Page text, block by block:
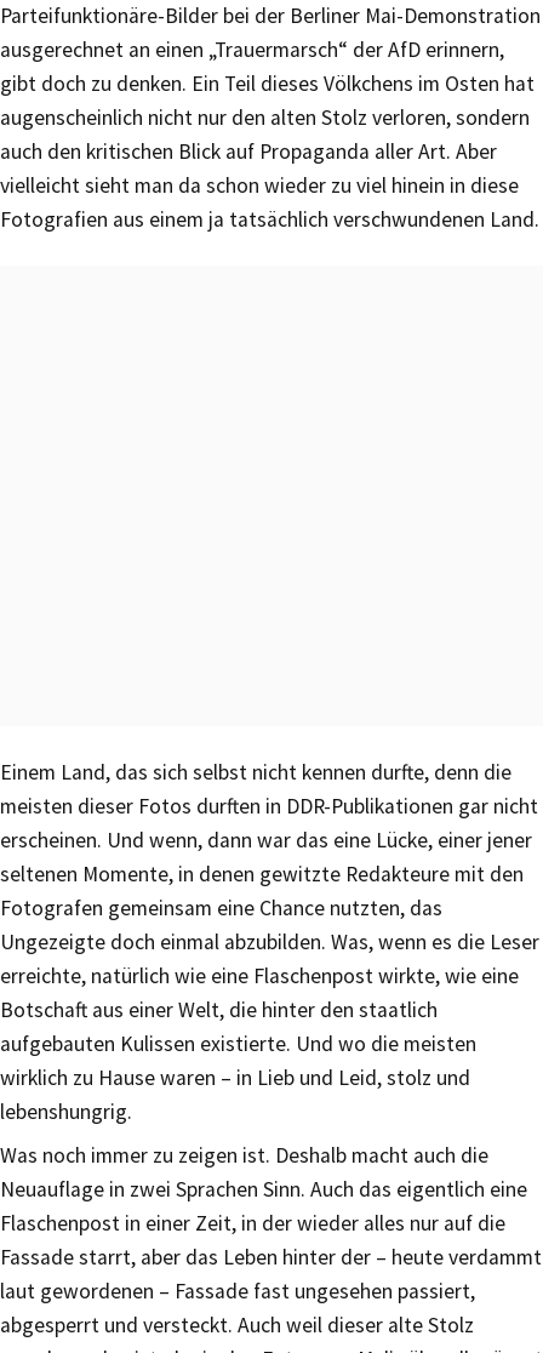
Parteifunktionäre-Bilder bei der Berliner Mai-Demonstration
ausgerechnet an einen „Trauermarsch“ der AfD erinnern,
gibt doch zu denken. Ein Teil dieses Völkchens im Osten hat
augenscheinlich nicht nur den alten Stolz verloren, sondern
auch den kritischen Blick auf Propaganda aller Art. Aber
vielleicht sieht man da schon wieder zu viel hinein in diese
Fotografien aus einem ja tatsächlich verschwundenen Land.
Einem Land, das sich selbst nicht kennen durfte, denn die
meisten dieser Fotos durften in DDR-Publikationen gar nicht
erscheinen. Und wenn, dann war das eine Lücke, einer jener
seltenen Momente, in denen gewitzte Redakteure mit den
Fotografen gemeinsam eine Chance nutzten, das
Ungezeigte doch einmal abzubilden. Was, wenn es die Leser
erreichte, natürlich wie eine Flaschenpost wirkte, wie eine
Botschaft aus einer Welt, die hinter den staatlich
aufgebauten Kulissen existierte. Und wo die meisten
wirklich zu Hause waren – in Lieb und Leid, stolz und
lebenshungrig.
Was noch immer zu zeigen ist. Deshalb macht auch die
Neuauflage in zwei Sprachen Sinn. Auch das eigentlich eine
Flaschenpost in einer Zeit, in der wieder alles nur auf die
Fassade starrt, aber das Leben hinter der – heute verdammt
laut gewordenen – Fassade fast ungesehen passiert,
abgesperrt und versteckt. Auch weil dieser alte Stolz